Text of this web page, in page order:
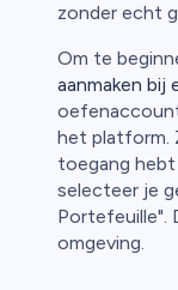
zonder echt
Om te
aanmaken bij
het platform.
toegang
selecteer je
Portefeuille".
omgeving.